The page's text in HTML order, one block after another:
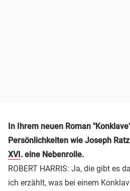
In Ihrem neuen Roman
Persönlichkeiten wie Joseph
XVI. eine Nebenrolle.
ROBERT HARRIS: Ja, die gibt es
ich erzählt, was bei einem